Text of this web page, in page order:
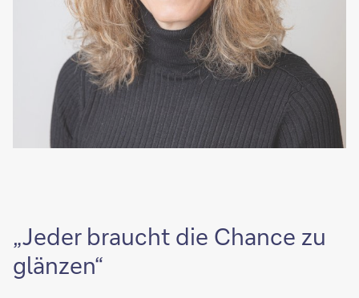
„Jeder braucht die Chance zu
glänzen“